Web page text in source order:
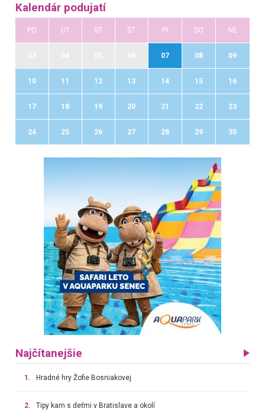
Kalendár podujatí
PO UT ST ŠT PI SO NE
07 08 09
10 11 12 13 14 15 16
17 18 19 20 21 22 23
24 25 26 27 28 29 30
Najčítanejšie
1. Hradné hry Žofie Bosniakovej
2. Tipy kam s deťmi v Bratislave a okolí